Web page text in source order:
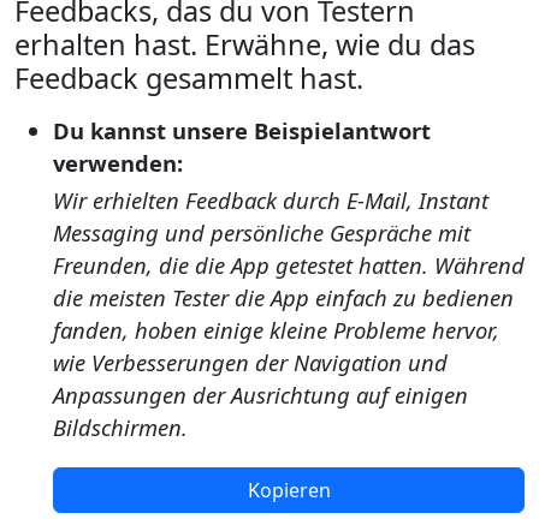
Feedbacks, das du von Testern
erhalten hast. Erwähne, wie du das
Feedback gesammelt hast.
Du kannst unsere Beispielantwort
verwenden:
Wir erhielten Feedback durch E-Mail, Instant
Messaging und persönliche Gespräche mit
Freunden, die die App getestet hatten. Während
die meisten Tester die App einfach zu bedienen
fanden, hoben einige kleine Probleme hervor,
wie Verbesserungen der Navigation und
Anpassungen der Ausrichtung auf einigen
Bildschirmen.
Kopieren